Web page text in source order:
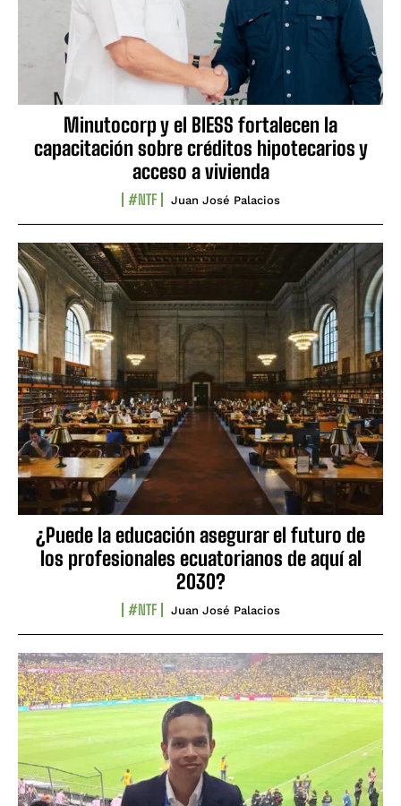
Minutocorp y el BIESS fortalecen la
capacitación sobre créditos hipotecarios y
acceso a vivienda
#NTF Juan José Palacios
¿Puede la educación asegurar el futuro de
los profesionales ecuatorianos de aquí al
2030?
#NTF Juan José Palacios